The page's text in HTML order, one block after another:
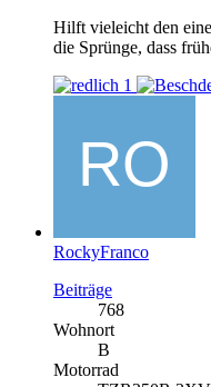
Hilft vieleicht den
die Sprünge, dass
1
RockyFranco
Beiträge
768
Wohnort
B
Motorrad